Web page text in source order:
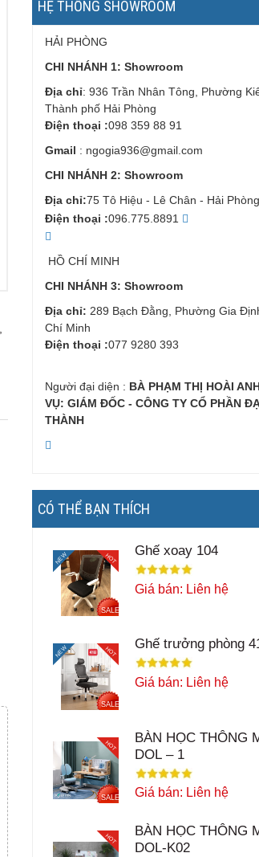
HỆ THỐNG SHOWROOM
HẢI PHÒNG
CHI NHÁNH 1: Showroom
Địa chỉ: 936 Trần Nhân Tông, Phường
Thành phố Hải Phòng
Điện thoại :098 359 88 91
Gmail : ngogia936@gmail.com
CHI NHÁNH 2: Showroom
Địa chỉ:75 Tô Hiệu - Lê Chân - Hải Phòng
Điện thoại :096.775.8891
HỒ CHÍ MINH
CHI NHÁNH 3: Showroom
Địa chỉ: 289 Bạch Đằng, Phường Gia
Chí Minh
Điện thoại :077 9280 393
Người đại diện : BÀ PHẠM THỊ HOÀI
VỤ: GIÁM ĐỐC - CÔNG TY CỔ PHẦN
THÀNH
CÓ THỂ BẠN THÍCH
NEW HOT
SALE
Ghế xoay 104
Giá bán: Liên hệ
NEW HOT
SALE
Ghế trưởng phòng
Giá bán: Liên hệ
HOT
SALE
BÀN HỌC THÔNG
DOL – 1
Giá bán: Liên hệ
HOT
BÀN HỌC THÔNG
DOL-K02